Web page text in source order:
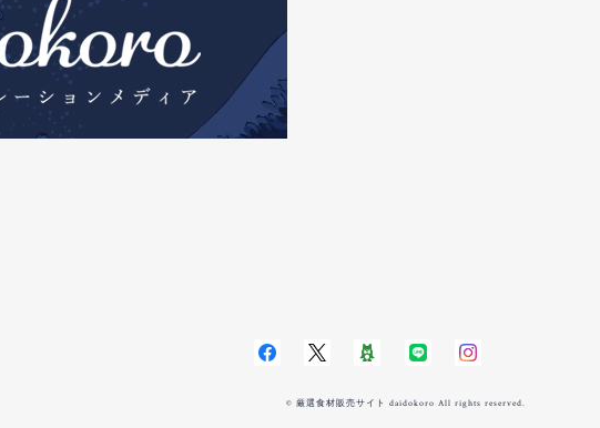
© 厳選食材販売サイト daidokoro All rights reserved.